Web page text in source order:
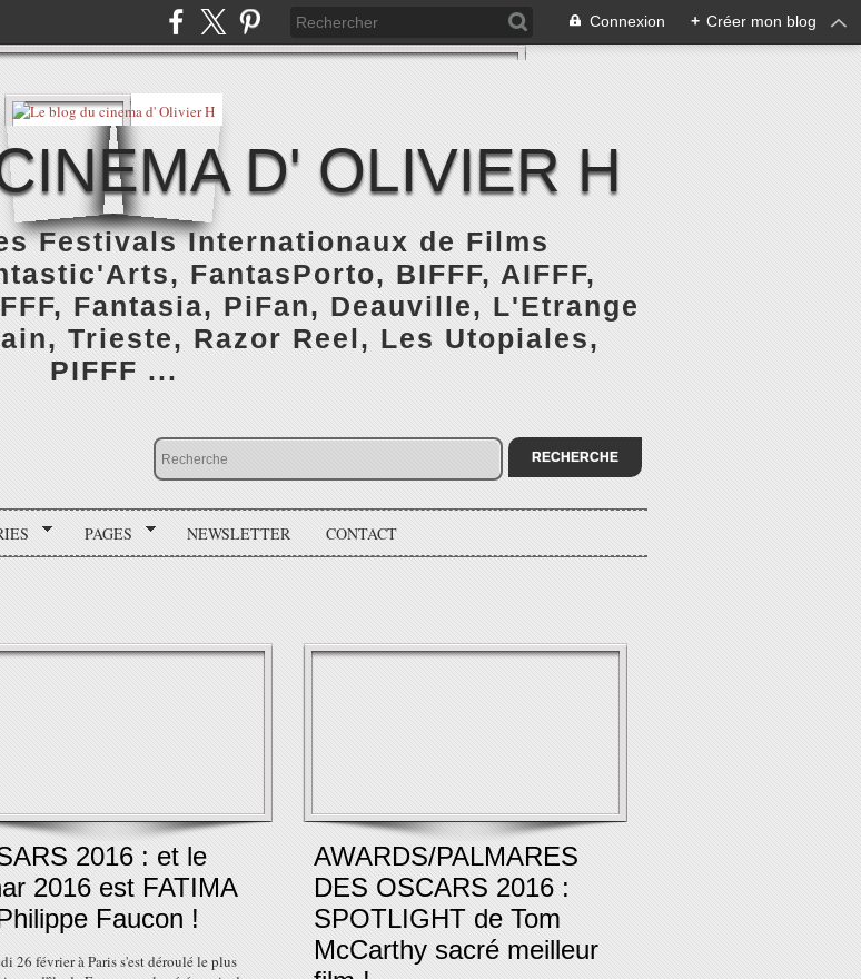
Connexion + Créer mon blog
D' OLIVIER H
Festivals Internationaux de Films
FantasPorto, BIFFF, AIFFF,
Fantasia, PiFan, Deauville, L'Etrange
Trieste, Razor Reel, Les Utopiales,
PIFFF ...
PAGES NEWSLETTER CONTACT
2016 : et le
2016 est FATIMA
Faucon !
26 février à Paris s'est déroulé le plus
AWARDS/PALMARES
DES OSCARS 2016 :
SPOTLIGHT de Tom
McCarthy sacré meilleur